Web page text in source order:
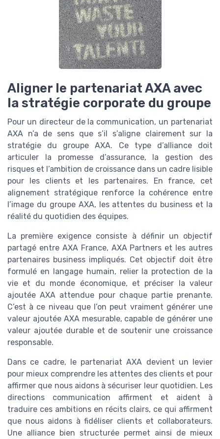
Aligner le partenariat AXA avec
la stratégie corporate du groupe
Pour un directeur de la communication, un partenariat
AXA n’a de sens que s’il s’aligne clairement sur la
stratégie du groupe AXA. Ce type d’alliance doit
articuler la promesse d’assurance, la gestion des
risques et l’ambition de croissance dans un cadre lisible
pour les clients et les partenaires. En france, cet
alignement stratégique renforce la cohérence entre
l’image du groupe AXA, les attentes du business et la
réalité du quotidien des équipes.
La première exigence consiste à définir un objectif
partagé entre AXA France, AXA Partners et les autres
partenaires business impliqués. Cet objectif doit être
formulé en langage humain, relier la protection de la
vie et du monde économique, et préciser la valeur
ajoutée AXA attendue pour chaque partie prenante.
C’est à ce niveau que l’on peut vraiment générer une
valeur ajoutée AXA mesurable, capable de générer une
valeur ajoutée durable et de soutenir une croissance
responsable.
Dans ce cadre, le partenariat AXA devient un levier
pour mieux comprendre les attentes des clients et pour
affirmer que nous aidons à sécuriser leur quotidien. Les
directions communication affirment et aident à
traduire ces ambitions en récits clairs, ce qui affirment
que nous aidons à fidéliser clients et collaborateurs.
Une alliance bien structurée permet ainsi de mieux